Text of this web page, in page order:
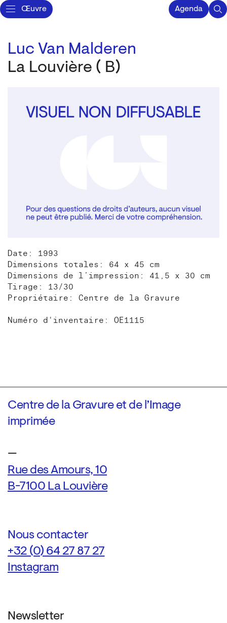
Œuvre Agenda
Luc Van Malderen
La Louvière ( B)
Date: 1993
Dimensions totales: 64 x 45 cm
Dimensions de l’impression: 41,5 x 30 cm
Tirage: 13/30
Propriétaire: Centre de la Gravure
Numéro d'inventaire: OE1115
Centre de la Gravure et de l’Image
imprimée
—
Rue des Amours, 10
B-7100 La Louvière
Nous contacter
+32 (0) 64 27 87 27
Instagram
Newsletter